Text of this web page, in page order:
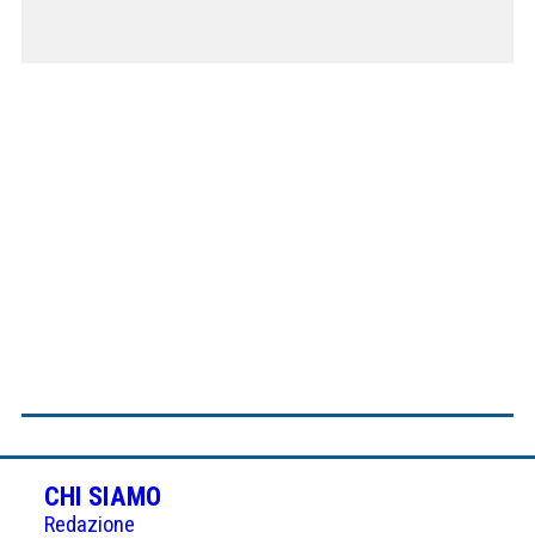
CHI SIAMO
Redazione